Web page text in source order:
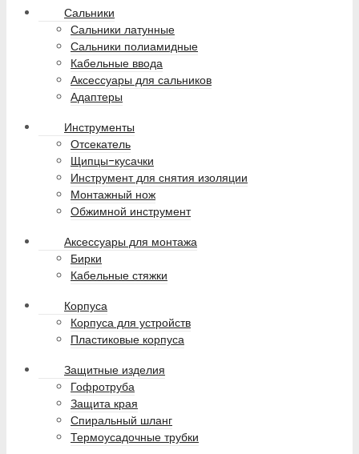
Сальники
Сальники латунные
Сальники полиамидные
Кабельные ввода
Аксессуары для сальников
Адаптеры
Инструменты
Отсекатель
Щипцы-кусачки
Инструмент для снятия изоляции
Монтажный нож
Обжимной инструмент
Аксессуары для монтажа
Бирки
Кабельные стяжки
Корпуса
Корпуса для устройств
Пластиковые корпуса
Защитные изделия
Гофротруба
Защита края
Спиральный шланг
Термоусадочные трубки